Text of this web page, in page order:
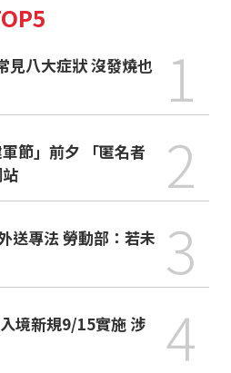
1
節」前夕 「匿名者
2
送專法 勞動部：若未 3
境新規9/15實施 涉
4